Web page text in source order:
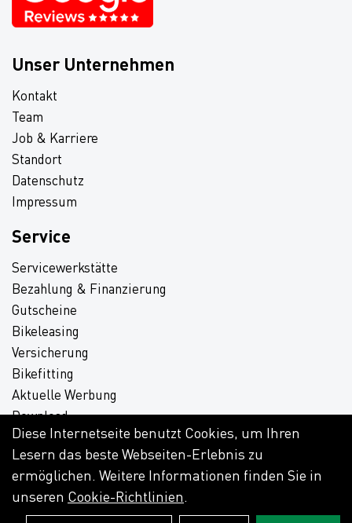
Unser Unternehmen
Kontakt
Team
Job & Karriere
Standort
Datenschutz
Impressum
Service
Servicewerkstätte
Bezahlung & Finanzierung
Gutscheine
Bikeleasing
Versicherung
Bikefitting
Aktuelle Werbung
Download
Diese Internetseite benutzt Cookies, um Ihren
Lesern das beste Webseiten-Erlebnis zu
ermöglichen. Weitere Informationen finden Sie in
unseren Cookie-Richtlinien.